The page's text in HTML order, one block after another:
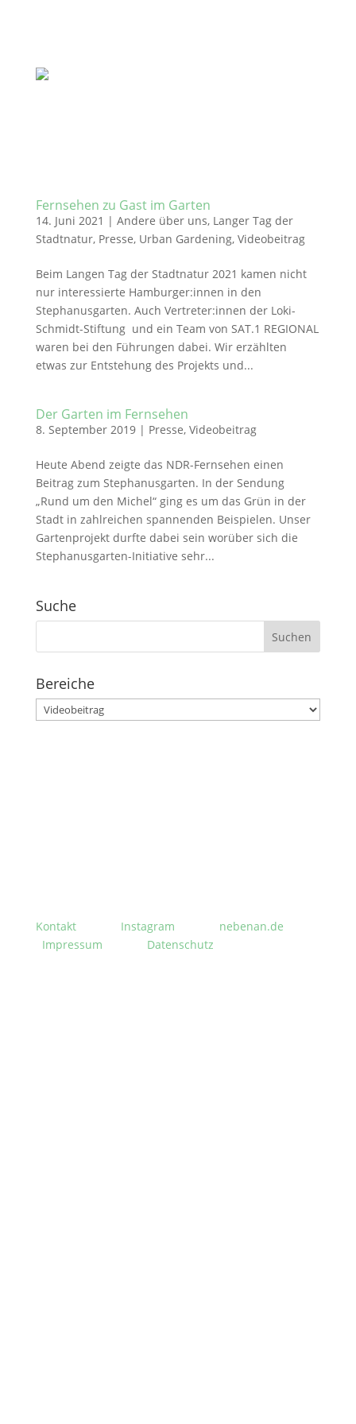
Fernsehen zu Gast im Garten
14. Juni 2021 | Andere über uns, Langer Tag der
Stadtnatur, Presse, Urban Gardening, Videobeitrag
Beim Langen Tag der Stadtnatur 2021 kamen nicht
nur interessierte Hamburger:innen in den
Stephanusgarten. Auch Vertreter:innen der Loki-
Schmidt-Stiftung und ein Team von SAT.1 REGIONAL
waren bei den Führungen dabei. Wir erzählten
etwas zur Entstehung des Projekts und...
Der Garten im Fernsehen
8. September 2019| Presse, Videobeitrag
Heute Abend zeigte das NDR-Fernsehen einen
Beitrag zum Stephanusgarten. In der Sendung
„Rund um den Michel“ ging es um das Grün in der
Stadt in zahlreichen spannenden Beispielen. Unser
Gartenprojekt durfte dabei sein worüber sich die
Stephanusgarten-Initiative sehr...
Suche
Suchen
Bereiche
Bereiche
Kontakt Instagram
nebenan.de
Impressum
Datenschutz